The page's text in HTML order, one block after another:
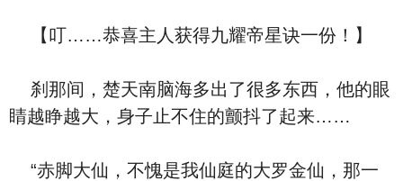
【叮……恭喜主人获得九耀帝星诀一份！】
刹那间，楚天南脑海多出了很多东西，他的眼
睛越睁越大，身子止不住的颤抖了起来……
“赤脚大仙，不愧是我仙庭的大罗金仙，那一